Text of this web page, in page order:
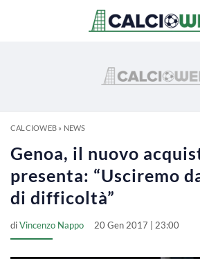
CALCIOWEB» NEWS
Genoa, il nuovo
presenta: “Usciremo
di difficoltà”
diVincenzo Nappo 20 Gen 2017 | 23:00